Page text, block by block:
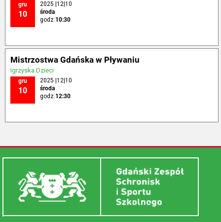
gru
10
2025 |12|10
środa
godz.10:30
Mistrzostwa Gdańska w Pływaniu
Igrzyska Dzieci
gru
10
2025 |12|10
środa
godz.12:30